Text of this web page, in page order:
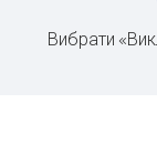
Вибрати